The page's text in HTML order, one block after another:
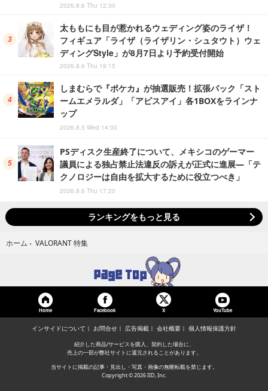
2026.8.6 Thu 12:30
太ももにも目が惹かれるウェディング姿のライザ！
フィギュア「ライザ（ライザリン・シュタウト）ウェ
ディングStyle」が8月7日より予約受付開始
2026.8.6 Thu 19:15
しまむらで『ポケカ』が抽選販売！拡張パック「スト
ームエメラルダ」「アビスアイ」各1BOXをラインナ
ップ
2026.8.5 Wed 14:00
PSディスク生産終了について、メキシコのゲーマー
議員による独占禁止法違反の訴えが正式に進展―「テ
クノロジーは自由を拡大するために役立つべき」
2026.8.6 Thu 17:20
ランキングをもっと見る
ホーム › VALORANT 特集
Home Facebook X YouTube
インサイドについて お問合せ 広告掲載 会社概要 個人情報保護方針
紹介した商品/サービスを購入、契約した場合に、
売上の一部が弊社サイトに還元されることがあります。
当サイトに掲載の記事・見出し・写真・画像の無断転載を禁じます。
Copyright © 2026 IID, Inc.